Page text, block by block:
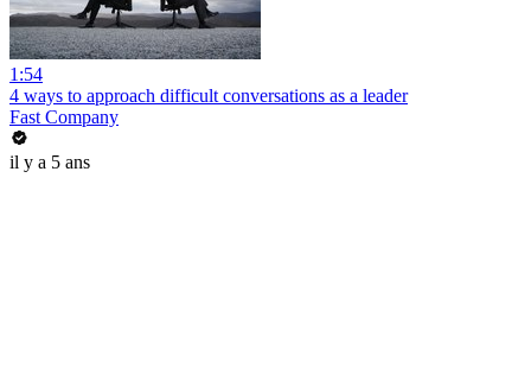
1:54
4 ways to approach difficult conversations as a leader
Fast Company
il y a 5 ans